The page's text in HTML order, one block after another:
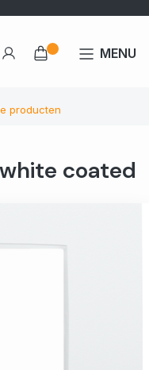
producten
MENU
coated